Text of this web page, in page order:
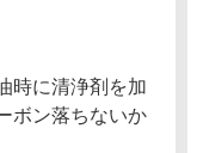
時に清浄剤を加
ボン落ちないか